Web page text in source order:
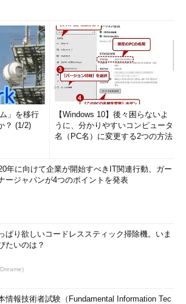
」を移行
？ (1/2)
【Windows 10】後々困らないよ
うに、分かりやすいコンピュータ
名（PC名）に変更する2つの方法
年に向けて企業が開始すべきIT関連行動、ガー
ージャパンが4つのポイントを発表
ぱり欲しいコードレススティック掃除機。いま
たいのは？
情報技術者試験（Fundamental Information Tec